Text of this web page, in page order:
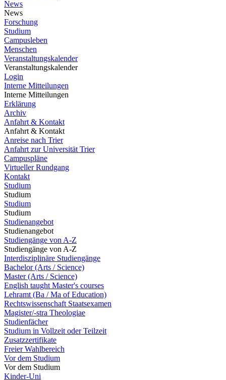
News
News
Forschung
Studium
Campusleben
Menschen
Veranstaltungskalender
Veranstaltungskalender
Login
Interne Mitteilungen
Interne Mitteilungen
Erklärung
Archiv
Anfahrt & Kontakt
Anfahrt & Kontakt
Anreise nach Trier
Anfahrt zur Universität Trier
Campuspläne
Virtueller Rundgang
Kontakt
Studium
Studium
Studium
Studium
Studienangebot
Studienangebot
Studiengänge von A-Z
Studiengänge von A-Z
Interdisziplinäre Studiengänge
Bachelor (Arts / Science)
Master (Arts / Science)
English taught Master's courses
Lehramt (Ba / Ma of Education)
Rechtswissenschaft Staatsexamen
Magister/-stra Theologiae
Studienfächer
Studium in Vollzeit oder Teilzeit
Zusatzzertifikate
Freier Wahlbereich
Vor dem Studium
Vor dem Studium
Kinder-Uni